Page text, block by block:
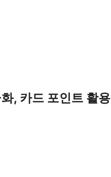
, 카드 포인트 활용